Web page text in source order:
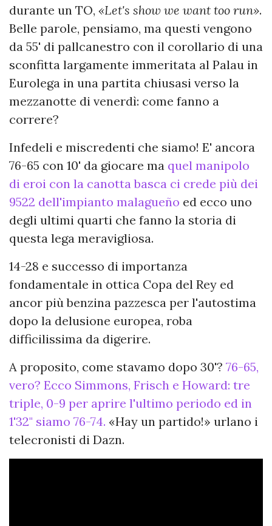
durante un TO, «Let's show we want too run».
Belle parole, pensiamo, ma questi vengono
da 55' di pallcanestro con il corollario di una
sconfitta largamente immeritata al Palau in
Eurolega in una partita chiusasi verso la
mezzanotte di venerdì: come fanno a
correre?
Infedeli e miscredenti che siamo! E' ancora
76-65 con 10' da giocare ma quel manipolo
di eroi con la canotta basca ci crede più dei
9522 dell'impianto malagueño ed ecco uno
degli ultimi quarti che fanno la storia di
questa lega meravigliosa.
14-28 e successo di importanza
fondamentale in ottica Copa del Rey ed
ancor più benzina pazzesca per l'autostima
dopo la delusione europea, roba
difficilissima da digerire.
A proposito, come stavamo dopo 30'? 76-65,
vero? Ecco Simmons, Frisch e Howard: tre
triple, 0-9 per aprire l'ultimo periodo ed in
1'32" siamo 76-74. «Hay un partido!» urlano i
telecronisti di Dazn.